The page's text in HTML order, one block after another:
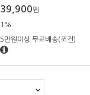
39,900원
1%
5만원이상 무료배송(조건)